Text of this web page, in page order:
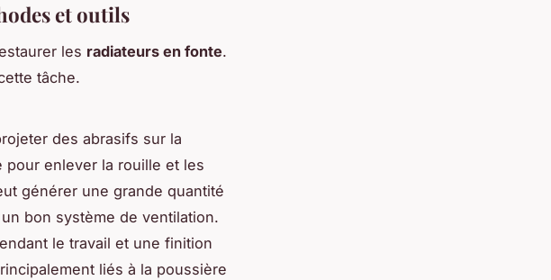
et outils
les radiateurs en fonte.
tâche.
des abrasifs sur la
pour enlever la rouille et les
générer une grande quantité
bon système de ventilation.
le travail et une finition
liés à la poussière